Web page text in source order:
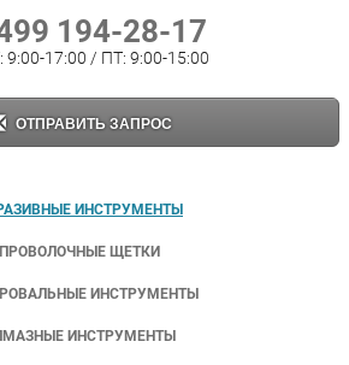
194-28-17
9:00-17:00 / ПТ: 9:00-15:00
ОТПРАВИТЬ ЗАПРОС
ИНСТРУМЕНТЫ
ПРОВОЛОЧНЫЕ ЩЕТКИ
ИНСТРУМЕНТЫ
ИНСТРУМЕНТЫ